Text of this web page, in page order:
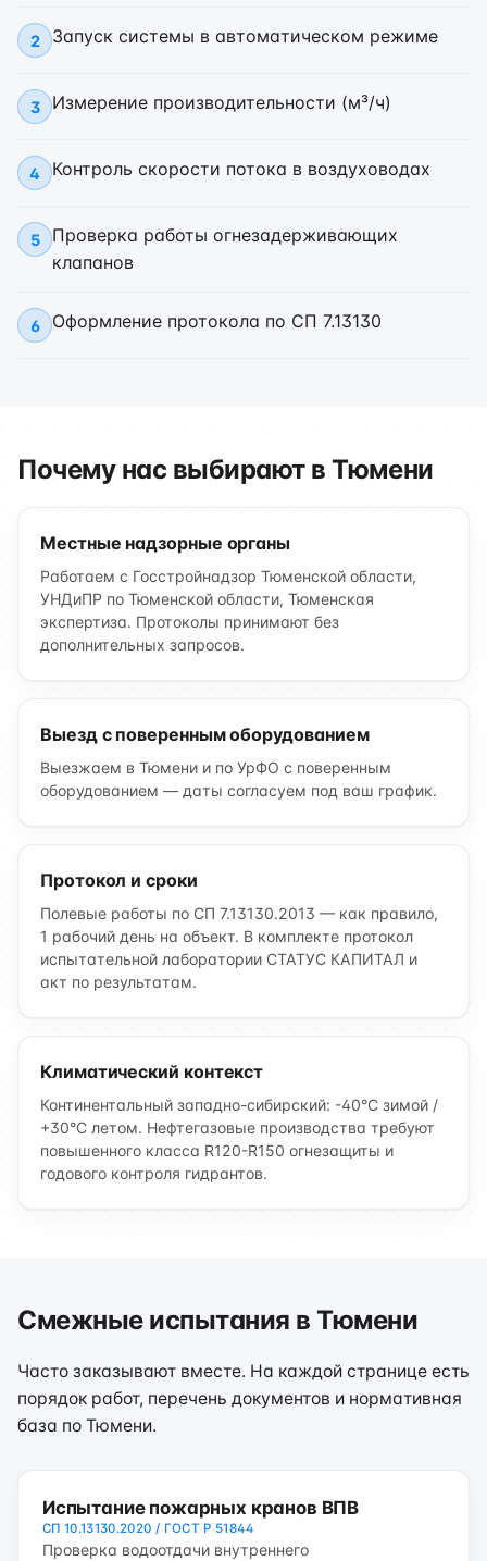
2 Запуск системы в автоматическом режиме
3 Измерение производительности (м³/ч)
4 Контроль скорости потока в воздуховодах
5
Проверка работы огнезадерживающих
клапанов
6 Оформление протокола по СП 7.13130
Почему нас выбирают в Тюмени
Местные надзорные органы
Работаем с Госстройнадзор Тюменской области,
УНДиПР по Тюменской области, Тюменская
экспертиза. Протоколы принимают без
дополнительных запросов.
Выезд с поверенным оборудованием
Выезжаем в Тюмени и по УрФО с поверенным
оборудованием — даты согласуем под ваш график.
Протокол и сроки
Полевые работы по СП 7.13130.2013 — как правило,
1 рабочий день на объект. В комплекте протокол
испытательной лаборатории СТАТУС КАПИТАЛ и
акт по результатам.
Климатический контекст
Континентальный западно-сибирский: -40°C зимой /
+30°C летом. Нефтегазовые производства требуют
повышенного класса R120-R150 огнезащиты и
годового контроля гидрантов.
Смежные испытания в Тюмени
Часто заказывают вместе. На каждой странице есть
порядок работ, перечень документов и нормативная
база по Тюмени.
Испытание пожарных кранов ВПВ
СП 10.13130.2020 / ГОСТ Р 51844
Проверка водоотдачи внутреннего